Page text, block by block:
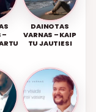
–
DAINOTAS
VARNAS – KAIP
TU JAUTIESI